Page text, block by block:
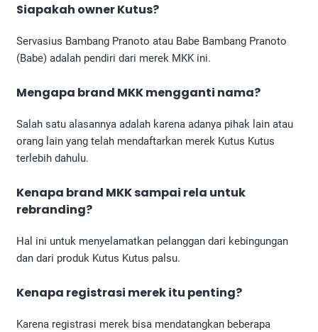
Siapakah owner Kutus?
Servasius Bambang Pranoto atau Babe Bambang Pranoto
(Babe) adalah pendiri dari merek MKK ini.
Mengapa brand MKK mengganti nama?
Salah satu alasannya adalah karena adanya pihak lain atau
orang lain yang telah mendaftarkan merek Kutus Kutus
terlebih dahulu.
Kenapa brand MKK sampai rela untuk
rebranding?
Hal ini untuk menyelamatkan pelanggan dari kebingungan
dan dari produk Kutus Kutus palsu.
Kenapa registrasi merek itu penting?
Karena registrasi merek bisa mendatangkan beberapa